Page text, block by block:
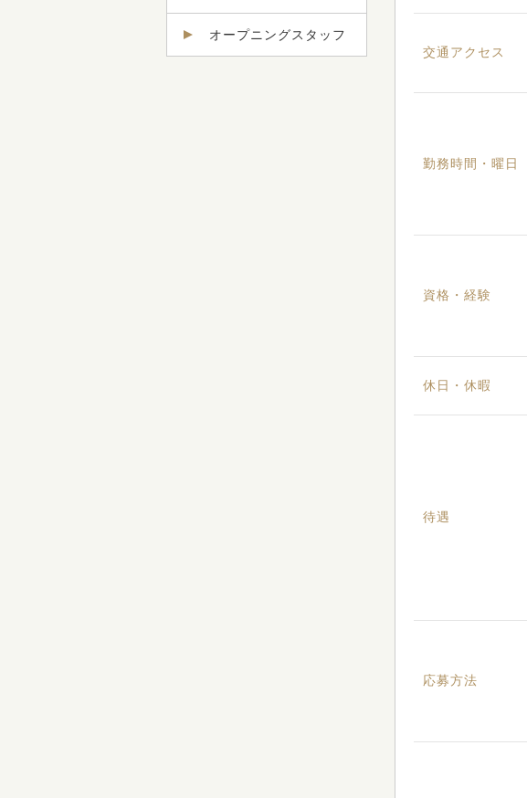
オープニングスタッフ
交通アクセス
勤務時間・曜日
資格・経験
休日・休暇
待遇
応募方法